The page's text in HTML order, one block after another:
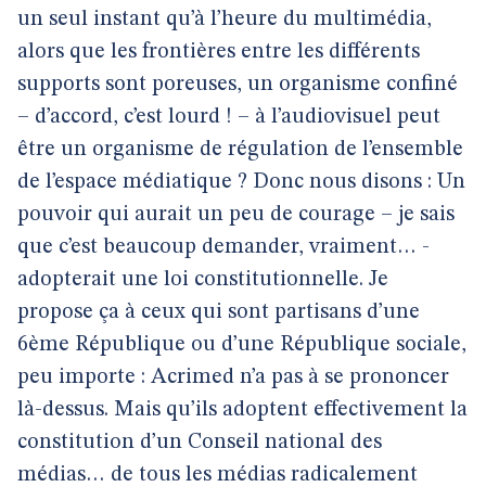
un seul instant qu’à l’heure du multimédia,
alors que les frontières entre les différents
supports sont poreuses, un organisme confiné
– d’accord, c’est lourd ! – à l’audiovisuel peut
être un organisme de régulation de l’ensemble
de l’espace médiatique ? Donc nous disons : Un
pouvoir qui aurait un peu de courage – je sais
que c’est beaucoup demander, vraiment… -
adopterait une loi constitutionnelle. Je
propose ça à ceux qui sont partisans d’une
6ème République ou d’une République sociale,
peu importe : Acrimed n’a pas à se prononcer
là-dessus. Mais qu’ils adoptent effectivement la
constitution d’un Conseil national des
médias… de tous les médias radicalement